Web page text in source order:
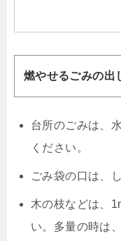
燃やせるごみの出
台所のごみは、
ください。
ごみ袋の口は、
木の枝などは、
い。多量の時は